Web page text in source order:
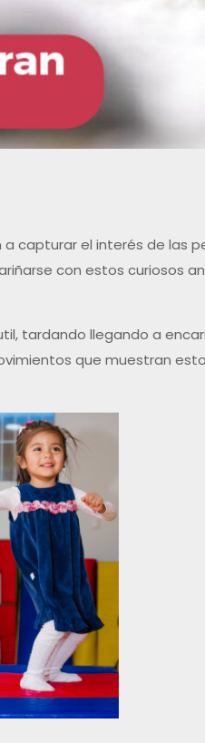
el interés de las
con estos curiosos
tardando llegando a
que muestran